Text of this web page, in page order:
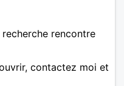
rencontre
contactez moi et